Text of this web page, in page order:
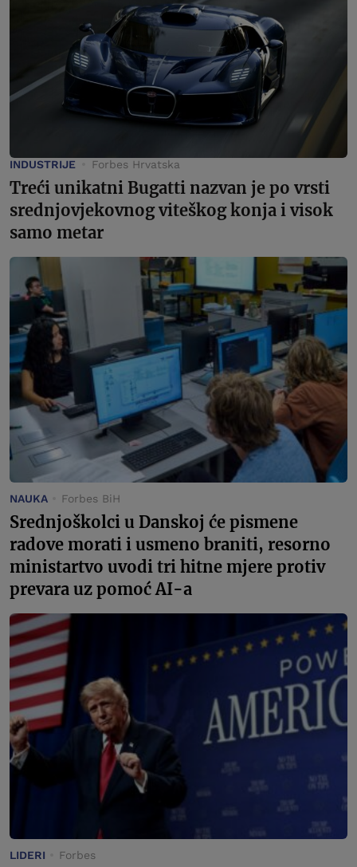
INDUSTRIJE Forbes Hrvatska
Treći unikatni Bugatti nazvan je po vrsti
srednjovjekovnog viteškog konja i visok
samo metar
NAUKA Forbes BiH
Srednjoškolci u Danskoj će pismene
radove morati i usmeno braniti, resorno
ministartvo uvodi tri hitne mjere protiv
prevara uz pomoć AI-a
LIDERI Forbes